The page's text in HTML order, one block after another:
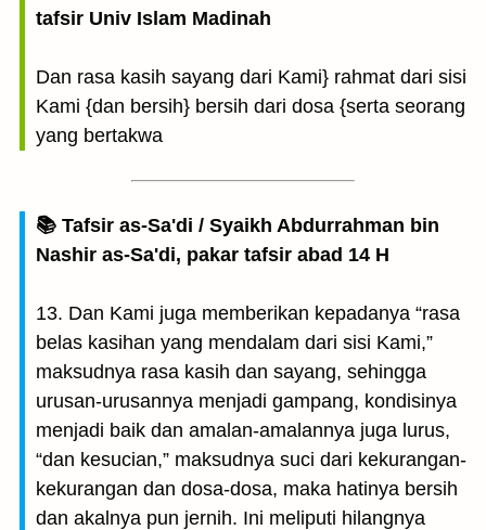
tafsir Univ Islam Madinah
Dan rasa kasih sayang dari Kami} rahmat dari sisi
Kami {dan bersih} bersih dari dosa {serta seorang
yang bertakwa
📚 Tafsir as-Sa'di / Syaikh Abdurrahman bin
Nashir as-Sa'di, pakar tafsir abad 14 H
13. Dan Kami juga memberikan kepadanya “rasa
belas kasihan yang mendalam dari sisi Kami,”
maksudnya rasa kasih dan sayang, sehingga
urusan-urusannya menjadi gampang, kondisinya
menjadi baik dan amalan-amalannya juga lurus,
“dan kesucian,” maksudnya suci dari kekurangan-
kekurangan dan dosa-dosa, maka hatinya bersih
dan akalnya pun jernih. Ini meliputi hilangnya